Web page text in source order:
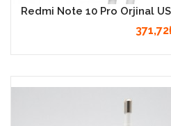
Redmi Note 10 Pro Orjinal